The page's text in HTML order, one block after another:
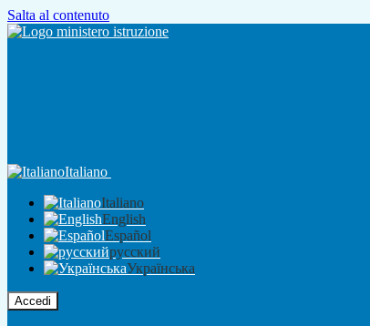
Salta al contenuto
Italiano
Italiano
English
Español
русский
Українська
Accedi